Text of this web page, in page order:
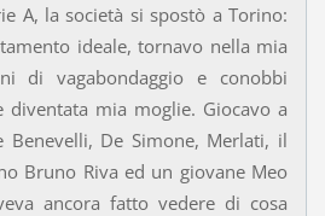
A, la società si spostò a Torino:
ideale, tornavo nella mia
di vagabondaggio e conobbi
diventata mia moglie. Giocavo a
Benevelli, De Simone, Merlati, il
Bruno Riva ed un giovane Meo
ancora fatto vedere di cosa